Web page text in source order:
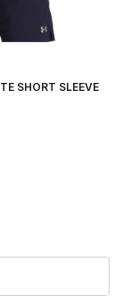
SHORT SLEEVE